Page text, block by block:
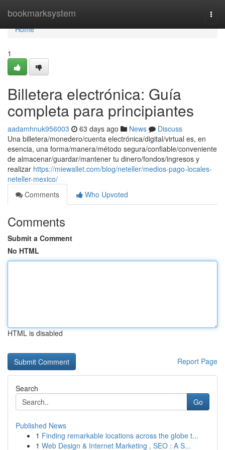
bookmarksystem
Home
Home
1
Billetera electrónica: Guía
completa para principiantes
aadamhnuk956003 63 days ago News
Discuss
Una billetera/monedero/cuenta electrónica/digital/virtual es, en
esencia, una forma/manera/método segura/confiable/conveniente
de almacenar/guardar/mantener tu dinero/fondos/ingresos y
realizar https://miewallet.com/blog/neteller/medios-pago-locales-
neteller-mexico/
Comments
Who Upvoted
Comments
Submit a Comment
No HTML
HTML is disabled
Report Page
Search
Go
Published News
1 Finding remarkable locations across the globe t...
1 Web Design & Internet Marketing , SEO : A S...